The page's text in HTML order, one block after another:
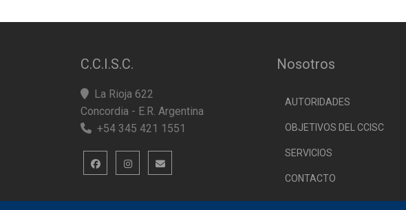
C.C.I.S.C.
La Rioja 622
Concordia - E.R. Argentina
+54 345 421 1551
Nosotros
AUTORIDADES
OBJETIVOS DEL CCISC
SERVICIOS
CONTACTO